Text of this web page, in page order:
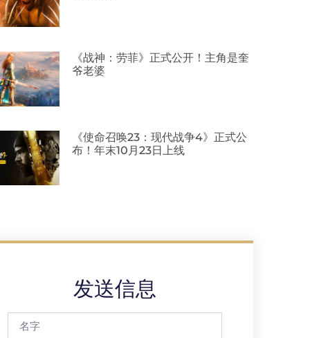
《战神：劳菲》正式公开！主角是奎
爷老婆
《使命召唤23：现代战争4》正式公
布！年末10月23日上线
发送信息